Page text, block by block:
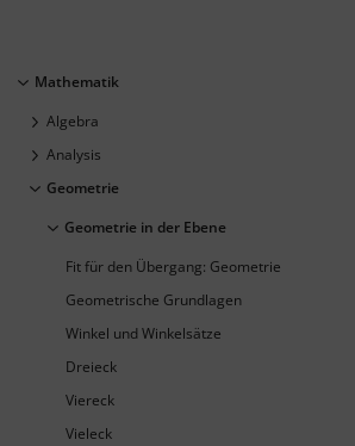
Mathematik
Algebra
Analysis
Geometrie
Geometrie in der Ebene
Fit für den Übergang: Geometrie
Geometrische Grundlagen
Winkel und Winkelsätze
Dreieck
Viereck
Vieleck